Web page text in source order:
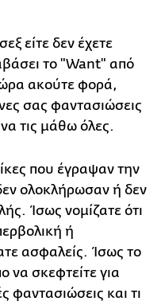
είτε δεν έχετε
το "Want" από
ακούτε φορά,
σας φαντασιώσεις
τις μάθω όλες.
που έγραψαν την
ολοκλήρωσαν ή δεν
Ίσως νομίζατε ότι
ή
ασφαλείς. Ίσως το
να σκεφτείτε για
φαντασιώσεις και τι